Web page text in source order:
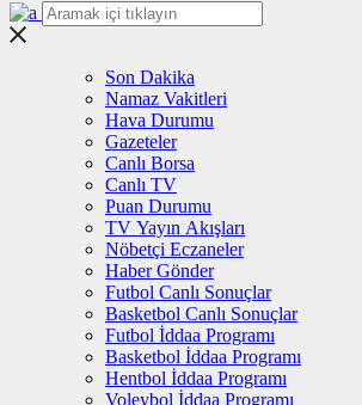
Son Dakika
Namaz Vakitleri
Hava Durumu
Gazeteler
Canlı Borsa
Canlı TV
Puan Durumu
TV Yayın Akışları
Nöbetçi Eczaneler
Haber Gönder
Futbol Canlı Sonuçlar
Basketbol Canlı Sonuçlar
Futbol İddaa Programı
Basketbol İddaa Programı
Hentbol İddaa Programı
Voleybol İddaa Programı